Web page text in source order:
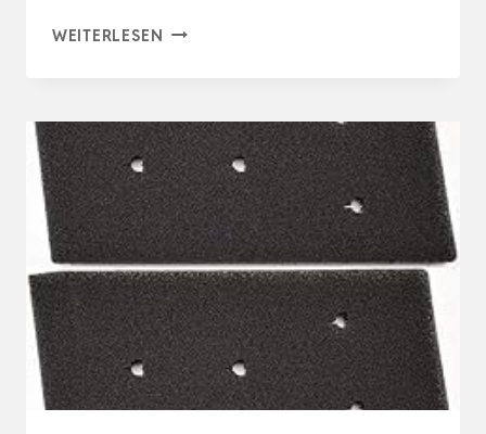
WEITERLESEN KOMPATIBEL
TMB140WP
TMC640WP
TDB230WP
TCE530WP
TKB150WP
PUMPENSCHAUM-
FILTERSCHWAMM,
…